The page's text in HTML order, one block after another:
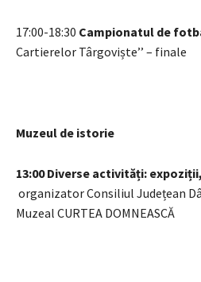
17:00-18:30 Campionatul de
Cartierelor Târgoviște’’ – finale
Muzeul de istorie
13:00 Diverse activități:
organizator Consiliul Județean
Muzeal CURTEA DOMNEASCĂ